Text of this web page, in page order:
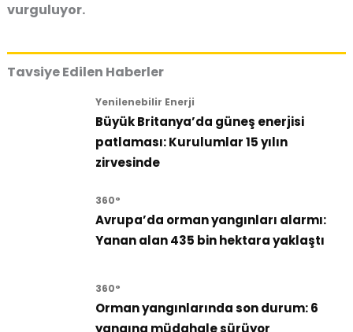
vurguluyor.
Tavsiye Edilen Haberler
Yenilenebilir Enerji
Büyük Britanya’da güneş enerjisi
patlaması: Kurulumlar 15 yılın
zirvesinde
360°
Avrupa’da orman yangınları alarmı:
Yanan alan 435 bin hektara yaklaştı
360°
Orman yangınlarında son durum: 6